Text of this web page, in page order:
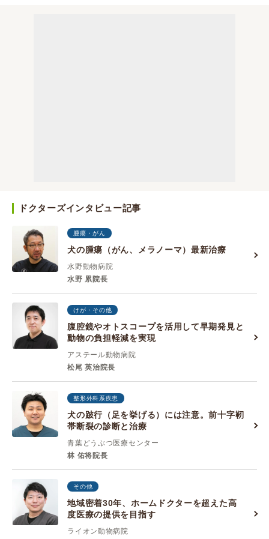
ドクターズインタビュー記事
腫瘍・がん
犬の腫瘍（がん、メラノーマ）最新治療
水野動物病院
水野 累院長
けが・その他
腹腔鏡やオトスコープを活用して早期発見と
動物の負担軽減を実現
アステール動物病院
松尾 英治院長
整形外科系疾患
犬の跛行（足を挙げる）には注意。前十字靭
帯断裂の診断と治療
青葉どうぶつ医療センター
林 佑将院長
その他
地域密着30年、ホームドクターを超えた高
度医療の提供を目指す
ライオン動物病院